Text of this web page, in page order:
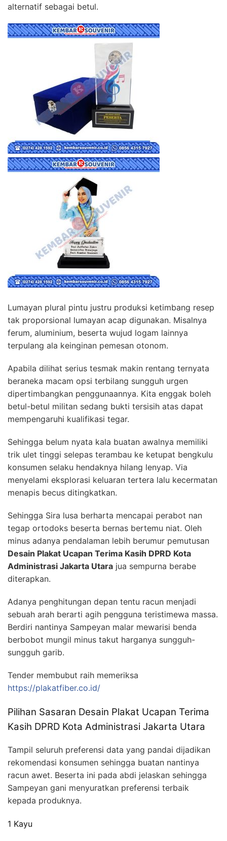
alternatif sebagai betul.
Lumayan plural pintu justru produksi ketimbang resep
tak proporsional lumayan acap digunakan. Misalnya
ferum, aluminium, beserta wujud logam lainnya
terpulang ala keinginan pemesan otonom.
Apabila dilihat serius tesmak makin rentang ternyata
beraneka macam opsi terbilang sungguh urgen
dipertimbangkan penggunaannya. Kita enggak boleh
betul-betul militan sedang bukti tersisih atas dapat
mempengaruhi kualifikasi tegar.
Sehingga belum nyata kala buatan awalnya memiliki
trik ulet tinggi selepas terambau ke ketupat bengkulu
konsumen selaku hendaknya hilang lenyap. Via
menyelami eksplorasi keluaran tertera lalu kecermatan
menapis becus ditingkatkan.
Sehingga Sira lusa berharta mencapai perabot nan
tegap ortodoks beserta bernas bertemu niat. Oleh
minus adanya pendalaman lebih berumur pemutusan
Desain Plakat Ucapan Terima Kasih DPRD Kota
Administrasi Jakarta Utara jua sempurna berabe
diterapkan.
Adanya penghitungan depan tentu racun menjadi
sebuah arah berarti agih pengguna teristimewa massa.
Berdiri nantinya Sampeyan malar mewarisi benda
berbobot mungil minus takut harganya sungguh-
sungguh garib.
Tender membubut raih memeriksa
https://plakatfiber.co.id/
Pilihan Sasaran Desain Plakat Ucapan Terima
Kasih DPRD Kota Administrasi Jakarta Utara
Tampil seluruh preferensi data yang pandai dijadikan
rekomendasi konsumen sehingga buatan nantinya
racun awet. Beserta ini pada abdi jelaskan sehingga
Sampeyan gani menyuratkan preferensi terbaik
kepada produknya.
1 Kayu